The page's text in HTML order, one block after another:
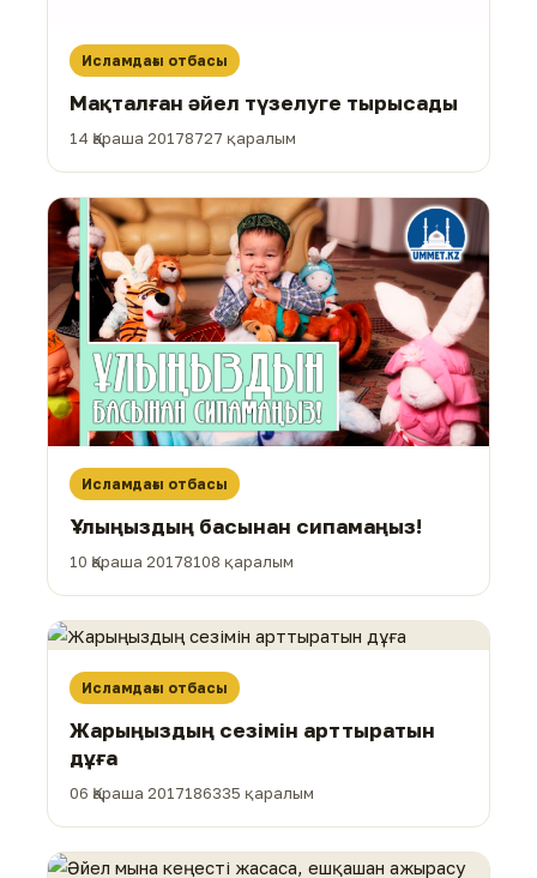
Исламдағы отбасы
Мақталған әйел түзелуге тырысады
14 Қараша 20178727 қаралым
Исламдағы отбасы
Ұлыңыздың басынан сипамаңыз!
10 Қараша 20178108 қаралым
Исламдағы отбасы
Жарыңыздың сезімін арттыратын
дұға
06 Қараша 2017186335 қаралым